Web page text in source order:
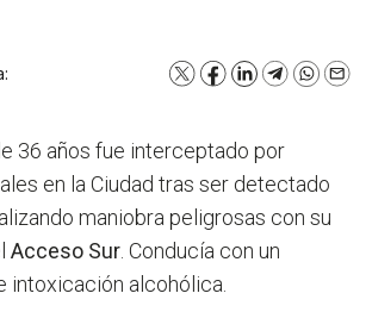
X Facebook
LinkedInTelegram
36 años fue interceptado por
en la Ciudad tras ser detectado
maniobra peligrosas con su
Acceso Sur . Conducía con un
intoxicación alcohólica.